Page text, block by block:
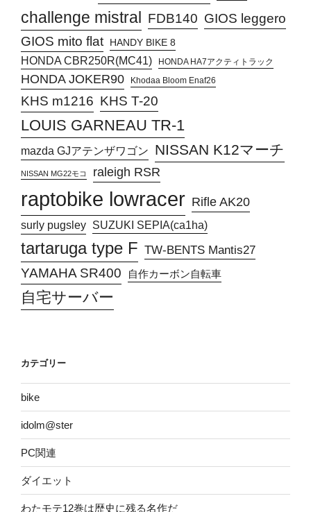
challenge mistral FDB140 GIOS leggero
GIOS mito flat
HANDY BIKE 8
HONDA CBR250R(MC41) HONDA HA7アクティトラック
HONDA JOKER90 Khodaa Bloom Enaf26
KHS m1216 KHS T-20
LOUIS GARNEAU TR-1
mazda GJアテンザワゴン NISSAN K12マーチ
NISSAN MG22モコ raleigh RSR
raptobike lowracer Rifle AK20
surly pugsley SUZUKI SEPIA(ca1ha)
tartaruga type F TW-BENTS Mantis27
YAMAHA SR400 自作カーボン自転車
自宅サーバー
カテゴリー
bike
idolm@ster
PC関連
ダイエット
わたモテ12巻は歴史に残る名作だ